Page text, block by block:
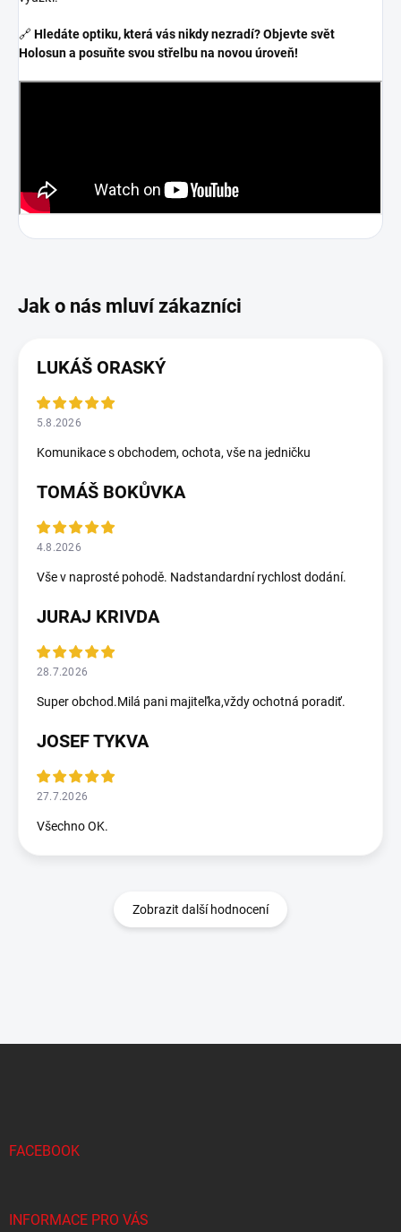
🔗Hledáte optiku, která vás nikdy nezradí? Objevte svět
Holosun a posuňte svou střelbu na novou úroveň!
LUKÁŠ ORASKÝ
5.8.2026
Komunikace s obchodem, ochota, vše na jedničku
TOMÁŠ BOKŮVKA
4.8.2026
Vše v naprosté pohodě. Nadstandardní rychlost dodání.
JURAJ KRIVDA
28.7.2026
Super obchod.Milá pani majiteľka,vždy ochotná poradiť.
JOSEF TYKVA
27.7.2026
Všechno OK.
Zobrazit další hodnocení
FACEBOOK
INFORMACE PRO VÁS